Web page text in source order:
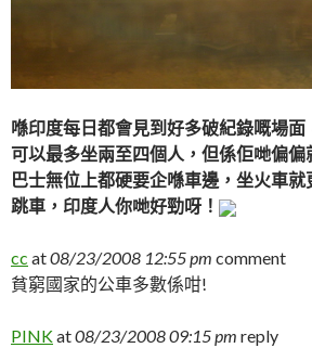
喺印度每日都會見到好多破紀錄嘅場
可以最多坐兩至四個人，但係佢哋偏偏
巴士無位上都硬要企喺車邊，坐火車
跳車，印度人你哋好勁呀！
cc at08/23/2008 12:55 pm comment
貧窮國家的公車多數係咁!
PINKat08/23/2008 09:15 pm reply